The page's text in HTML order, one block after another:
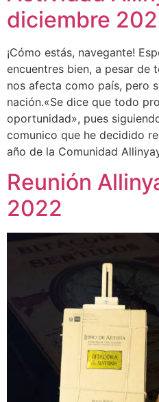
diciembre
¡Cómo estás, navegante!
encuentres bien, a pesar de
nos afecta como país, pero
nación.«Se dice que todo
oportunidad», pues
comunico que he decidido
año de la Comunidad
Reunión
2022